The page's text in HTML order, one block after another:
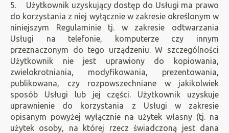
5. Użytkownik uzyskujący dostęp do Usługi ma prawo
do korzystania z niej wyłącznie w zakresie określonym w
niniejszym Regulaminie tj. w zakresie odtwarzania
Usługi na telefonie, komputerze czy innym
przeznaczonym do tego urządzeniu. W szczególności
Użytkownik nie jest uprawiony do kopiowania,
zwielokrotniania, modyfikowania, prezentowania,
publikowana, czy rozpowszechniane w jakikolwiek
sposób Usługi lub jej części. Użytkownik uzyskuje
uprawnienie do korzystania z Usługi w zakresie
opisanym powyżej wyłącznie na użytek własny (tj. na
użytek osoby, na której rzecz świadczoną jest dana